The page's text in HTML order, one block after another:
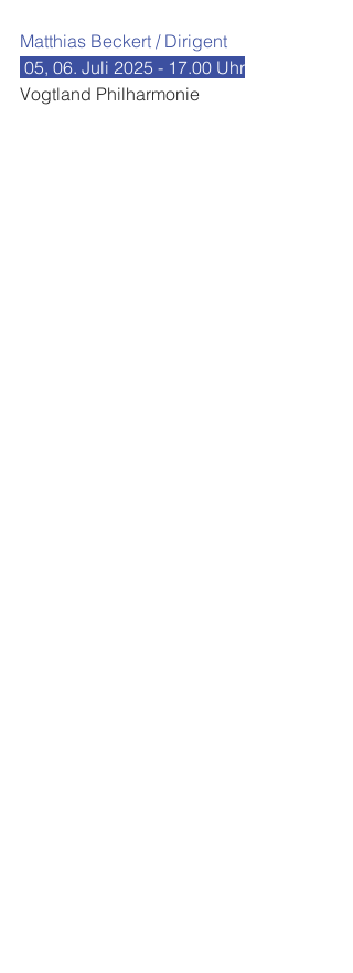
Matthias Beckert / Dirigent
05, 06. Juli 2025 - 17.00 Uhr
Vogtland Philharmonie